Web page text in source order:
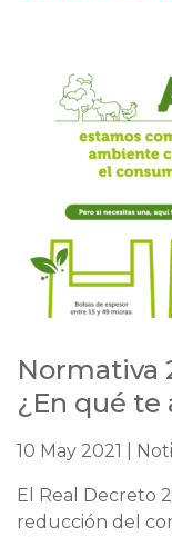
Normativa
¿En qué te
10 May 2021 |
El Real Decreto
reducción del